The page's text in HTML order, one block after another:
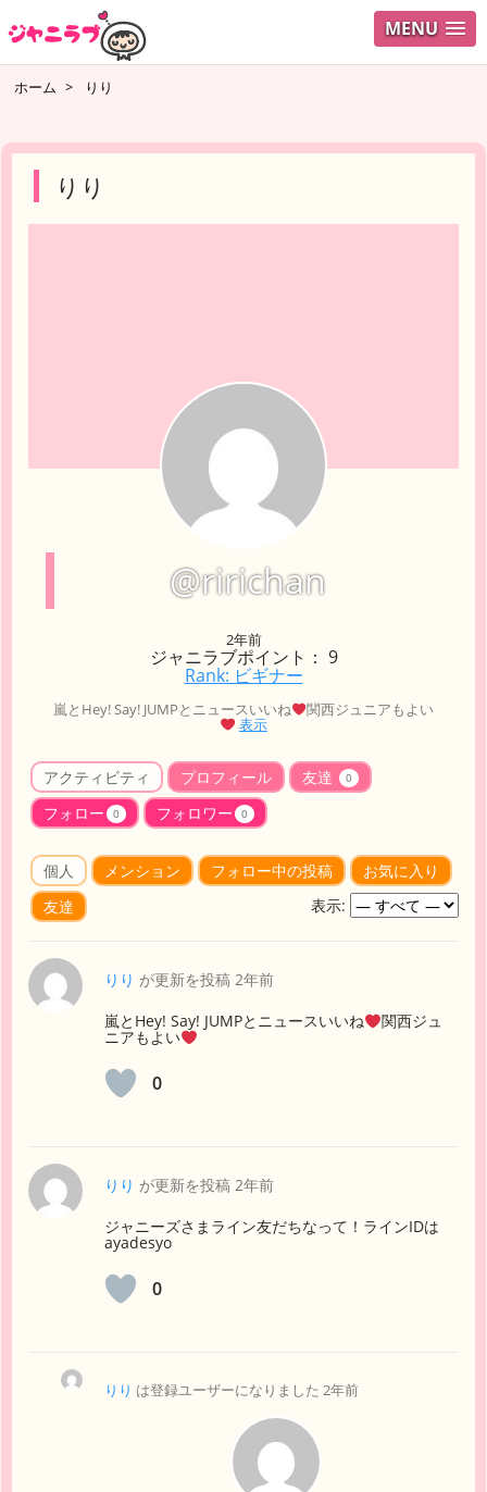
MENU ログイ
ホーム > りり
りり
@ririchan
2年前
ジャニラブポイント： 9
Rank: ビギナー
嵐とHey! Say! JUMPとニュースいいね 関西ジュニアもよい
表示
アクティビティ プロフィール 友達 0
フォロー 0 フォロワー 0
個人 メンション フォロー中の投稿
お気に入り
友達
表示:
りり が更新を投稿 2年前
嵐とHey! Say! JUMPとニュースいいね
関西ジュ
ニアもよい
0
りり が更新を投稿 2年前
ジャニーズさまライン友だちなって！ラインIDは
ayadesyo
0
りり は登録ユーザーになりました 2年前